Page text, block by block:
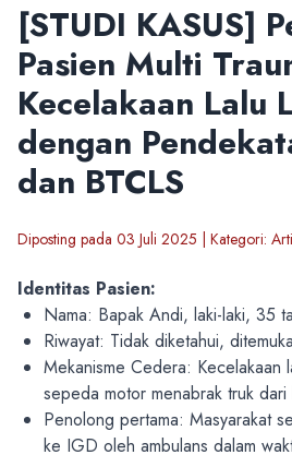
[STUDI KASUS]
Pasien Multi
Kecelakaan Lalu
dengan
dan BTCLS
Diposting pada 03 Juli 2025 | Kategori:
Identitas Pasien:
Nama: Bapak Andi, laki-laki, 35
Riwayat: Tidak diketahui,
Mekanisme Cedera: Kecelakaan
sepeda motor menabrak truk dari
Penolong pertama: Masyarakat
ke IGD oleh ambulans dalam